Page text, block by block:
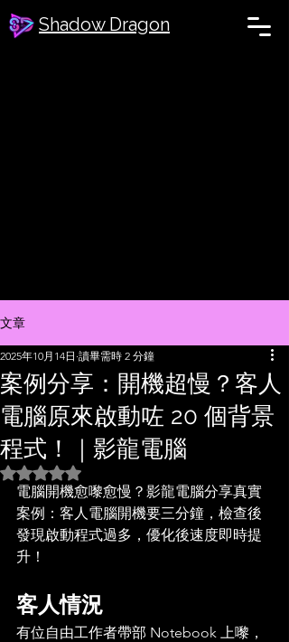
Shadow Dragon
文章
案例分享：開機超慢？客人
電腦原來啟動咗 20 個背景
程式！｜影龍電腦
2025年10月14日 讀畢需時 2 分鐘
評等為 NaN（最高為 5 顆星）。
電腦開機愈嚟愈慢？影龍電腦分享真實
案例：客人電腦開機要三分鐘，檢查後
發現啟動程式過多，優化後速度即時提
升！
客人情況
有位自由工作者帶部 Notebook 上嚟，